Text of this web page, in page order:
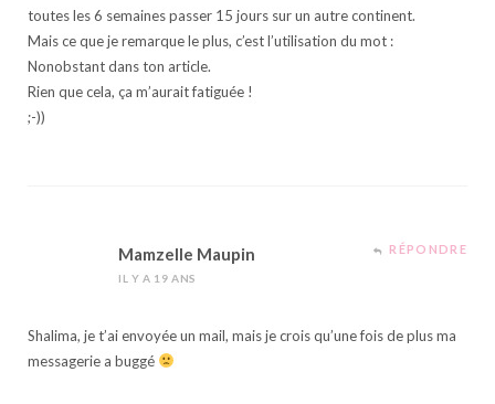
toutes les 6 semaines passer 15 jours sur un autre continent.
Mais ce que je remarque le plus, c’est l’utilisation du mot :
Nonobstant dans ton article.
Rien que cela, ça m’aurait fatiguée !
;-))
Mamzelle Maupin
IL Y A 19 ANS
RÉPONDRE
Shalima, je t’ai envoyée un mail, mais je crois qu’une fois de plus ma
messagerie a buggé